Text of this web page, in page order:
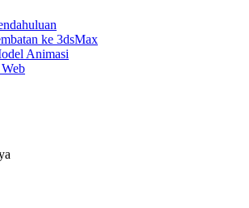
ke 3dsMax
Animasi